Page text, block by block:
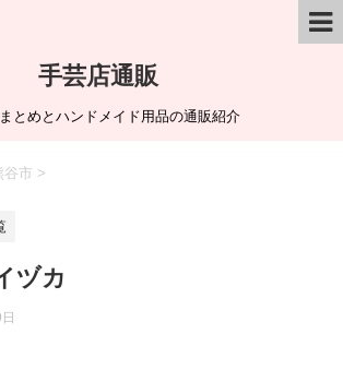
手芸店通販
とめとハンドメイド用品の通販紹介
谷市 >
ヅカ